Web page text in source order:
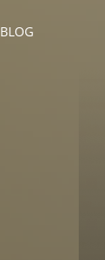
BLOG